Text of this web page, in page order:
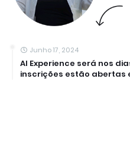
Junho 17, 2024
AI Experience será nos
inscrições estão abertas